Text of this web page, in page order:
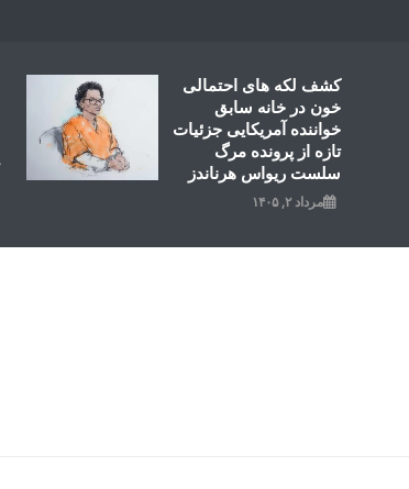
کشف لکه های احتمالی
خون در خانه سابق
خواننده آمریکایی جزئیات
تازه از پرونده مرگ
سلست ریواس هرناندز
مرداد ۲, ۱۴۰۵